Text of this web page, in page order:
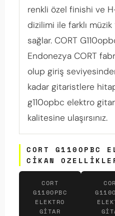
renkli özel finishi ve
dizilimi ile farklı
sağlar. CORT
Endonezya CORT
olup giriş
kadar gitaristlere
g110opbc elektro
kalitesine ulaşırsınız.
CORT G110OPBC
CIKAN
CORT
G110OPBC
ELEKTRO
GITAR